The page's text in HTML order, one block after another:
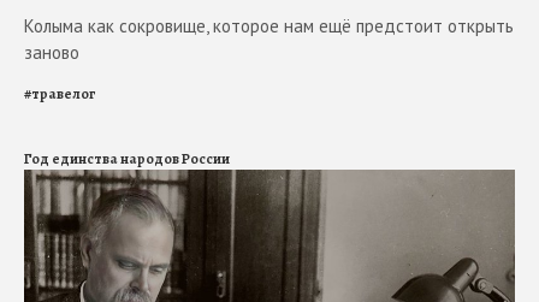
Колыма как сокровище, которое нам ещё предстоит открыть
заново
#травелог
Год единства народов России